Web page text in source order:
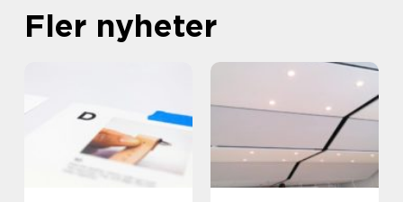
Fler nyheter